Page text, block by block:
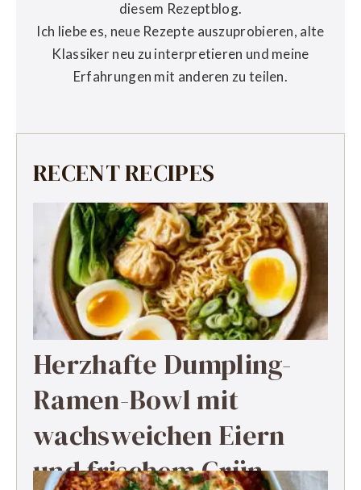
diesem Rezeptblog.
Ich liebe es, neue Rezepte auszuprobieren, alte
Klassiker neu zu interpretieren und meine
Erfahrungen mit anderen zu teilen.
RECENT RECIPES
Herzhafte Dumpling-
Ramen-Bowl mit
wachsweichen Eiern
und frischem Grün